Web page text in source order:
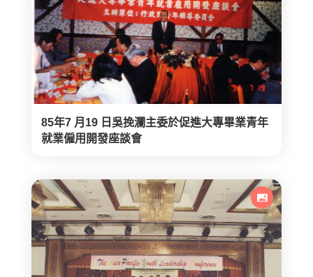
85年7 月19 日吳挽瀾主委於促進大專畢業青年
就業僱用開發座談會